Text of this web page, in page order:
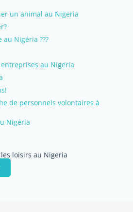
un animal au Nigeria
Nigéria ???
au Nigeria
de personnels volontaires à
Nigéria
loisirs au Nigeria